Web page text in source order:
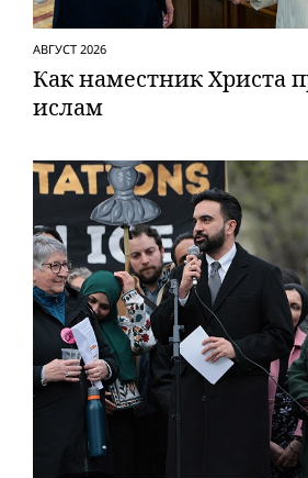
АВГУСТ 2026
Как наместник Христа
ислам